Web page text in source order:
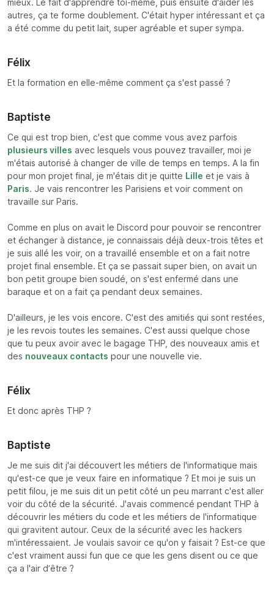
mieux. Le fait d'apprendre toi-même, puis ensuite d'aider les
autres, ça te forme doublement. C'était hyper intéressant et ça
a été comme du petit lait, super agréable et super sympa.
Félix
Et la formation en elle-même comment ça s'est passé ?
Baptiste
Ce qui est trop bien, c'est que comme vous avez parfois
plusieurs villes avec lesquels vous pouvez travailler, moi je
m'étais autorisé à changer de ville de temps en temps. A la fin
pour mon projet final, je m'étais dit je quitte Lille et je vais à
Paris. Je vais rencontrer les Parisiens et voir comment on
travaille sur Paris.
Comme en plus on avait le Discord pour pouvoir se rencontrer
et échanger à distance, je connaissais déjà deux-trois têtes et
je suis allé les voir, on a travaillé ensemble et on a fait notre
projet final ensemble. Et ça se passait super bien, on avait un
bon petit groupe bien soudé, on s'est enfermé dans une
baraque et on a fait ça pendant deux semaines.
D'ailleurs, je les vois encore. C'est des amitiés qui sont restées,
je les revois toutes les semaines. C'est aussi quelque chose
que tu peux avoir avec le bagage THP, des nouveaux amis et
des nouveaux contacts pour une nouvelle vie.
Félix
Et donc après THP ?
Baptiste
Je me suis dit j'ai découvert les métiers de l'informatique mais
qu'est-ce que je veux faire en informatique ? Et moi je suis un
petit filou, je me suis dit un petit côté un peu marrant c'est aller
voir du côté de la sécurité. J'avais commencé pendant THP à
découvrir les métiers du code et les métiers de l'informatique
qui gravitent autour. Ceux de la sécurité avec les hackers
m'intéressaient. Je voulais savoir ce qu'on y faisait ? Est-ce que
c'est vraiment aussi fun que ce que les gens disent ou ce que
ça a l'air d’être ?